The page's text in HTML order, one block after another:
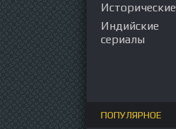
Исторические
Индийские
сериалы
ПОПУЛЯРНОЕ